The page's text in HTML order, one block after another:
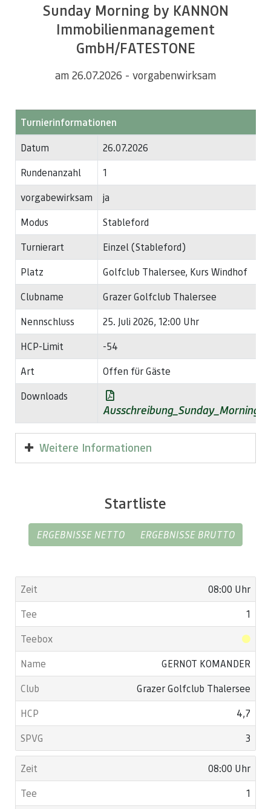
Sunday Morning by KANNON
Immobilienmanagement
GmbH/FATESTONE
am 26.07.2026 - vorgabenwirksam
Turnierinformationen
Datum
26.07.2026
Rundenanzahl
1
vorgabewirksam
ja
Modus
Stableford
Turnierart
Einzel (Stableford)
Platz
Golfclub Thalersee, Kurs Windhof
Clubname
Grazer Golfclub Thalersee
Nennschluss
25. Juli 2026, 12:00 Uhr
HCP-Limit
-54
Art
Offen für Gäste
Downloads
Weitere Informationen
Startliste
ERGEBNISSE NETTO ERGEBNISSE BRUTTO
08:00 Uhr
1
GERNOT KOMANDER
Grazer Golfclub Thalersee
4,7
3
08:00 Uhr
1